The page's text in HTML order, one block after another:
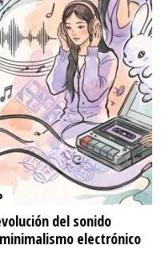
del sonido
electrónico